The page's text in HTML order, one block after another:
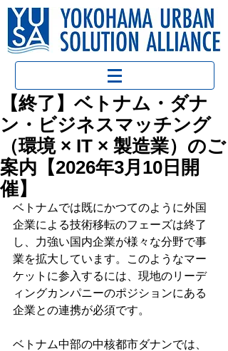
【終了】ベトナム・ダナ
ン・ビジネスマッチング
（環境 × IT × 製造業）のご
案内【2026年3月10日開
催】
ベトナムでは既にかつてのように外国
企業による技術移転のフェーズは終了
し、力強い国内企業が様々な分野で事
業を拡大しています。このようなマー
ケットに参入するには、現地のリーデ
ィングカンパニーのポジションにある
企業との連携が必須です。
ベトナム中部の中核都市ダナンでは、